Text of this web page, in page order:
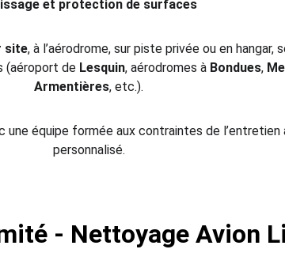
et protection de surfaces
site, à l’aérodrome, sur piste privée ou en hangar,
(aéroport de Lesquin, aérodromes à Bondues,
Armentières, etc.).
équipe formée aux contraintes de l’entretien
personnalisé.
- Nettoyage Avion